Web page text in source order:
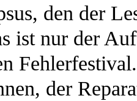
den der
ist nur der
der